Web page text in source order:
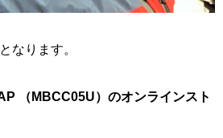
なります。
（MBCC05U）のオンラインスト